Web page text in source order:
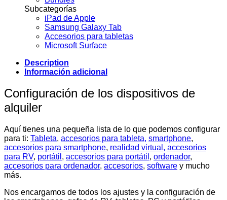
Subcategorías
iPad de Apple
Samsung Galaxy Tab
Accesorios para tabletas
Microsoft Surface
Description
Información adicional
Configuración de los dispositivos de
alquiler
Aquí tienes una pequeña lista de lo que podemos configurar
para ti: Tableta, accesorios para tableta, smartphone,
accesorios para smartphone, realidad virtual, accesorios
para RV, portátil , accesorios para portátil , ordenador,
accesorios para ordenador, accesorios, software y mucho
más.
Nos encargamos de todos los ajustes y la configuración de